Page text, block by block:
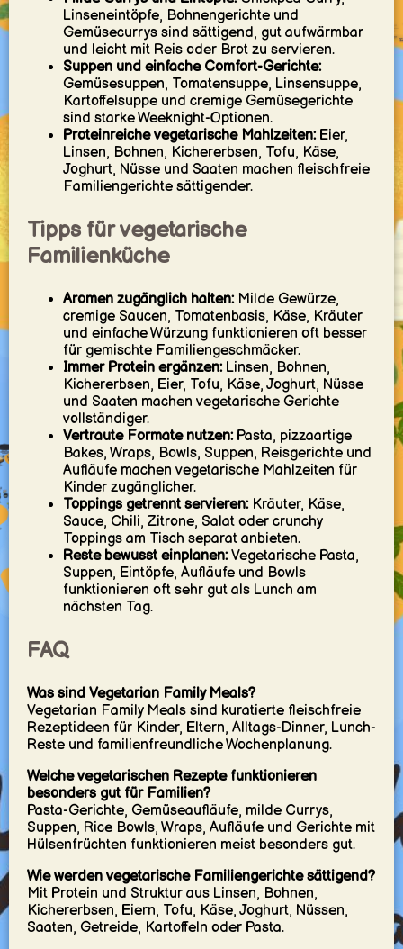
Linseneintöpfe, Bohnengerichte und
Gemüsecurrys sind sättigend, gut aufwärmbar
und leicht mit Reis oder Brot zu servieren.
Suppen und einfache Comfort-Gerichte:
Gemüsesuppen, Tomatensuppe, Linsensuppe,
Kartoffelsuppe und cremige Gemüsegerichte
sind starke Weeknight-Optionen.
Proteinreiche vegetarische Mahlzeiten:Eier,
Linsen, Bohnen, Kichererbsen, Tofu, Käse,
Joghurt, Nüsse und Saaten machen fleischfreie
Familiengerichte sättigender.
Tipps für vegetarische
Familienküche
Aromen zugänglich halten:Milde Gewürze,
cremige Saucen, Tomatenbasis, Käse, Kräuter
und einfache Würzung funktionieren oft besser
für gemischte Familiengeschmäcker.
Immer Protein ergänzen:Linsen, Bohnen,
Kichererbsen, Eier, Tofu, Käse, Joghurt, Nüsse
und Saaten machen vegetarische Gerichte
vollständiger.
Vertraute Formate nutzen:Pasta, pizzaartige
Bakes, Wraps, Bowls, Suppen, Reisgerichte und
Aufläufe machen vegetarische Mahlzeiten für
Kinder zugänglicher.
Toppings getrennt servieren:Kräuter, Käse,
Sauce, Chili, Zitrone, Salat oder crunchy
Toppings am Tisch separat anbieten.
Reste bewusst einplanen:Vegetarische Pasta,
Suppen, Eintöpfe, Aufläufe und Bowls
funktionieren oft sehr gut als Lunch am
nächsten Tag.
FAQ
Was sind Vegetarian Family Meals?
Vegetarian Family Meals sind kuratierte fleischfreie
Rezeptideen für Kinder, Eltern, Alltags-Dinner, Lunch-
Reste und familienfreundliche Wochenplanung.
Welche vegetarischen Rezepte funktionieren
besonders gut für Familien?
Pasta-Gerichte, Gemüseaufläufe, milde Currys,
Suppen, Rice Bowls, Wraps, Aufläufe und Gerichte mit
Hülsenfrüchten funktionieren meist besonders gut.
Wie werden vegetarische Familiengerichte sättigend?
Mit Protein und Struktur aus Linsen, Bohnen,
Kichererbsen, Eiern, Tofu, Käse, Joghurt, Nüssen,
Saaten, Getreide, Kartoffeln oder Pasta.